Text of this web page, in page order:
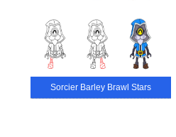
Sorcier Barley Brawl Stars